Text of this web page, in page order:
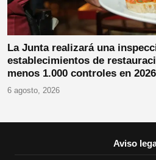
La Junta realizará una
establecimientos de
menos 1.000 controles en 2026
6 agosto, 2026
Aviso